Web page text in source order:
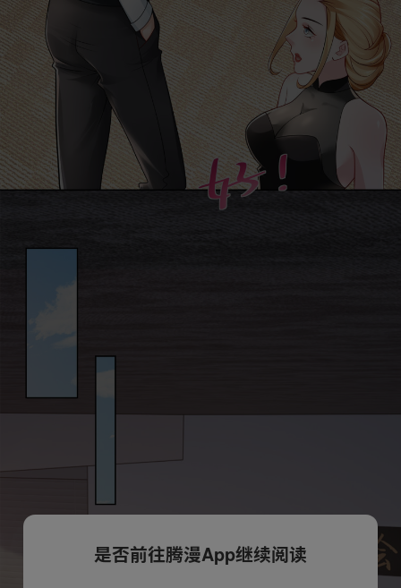
是否前往腾漫App继续阅读